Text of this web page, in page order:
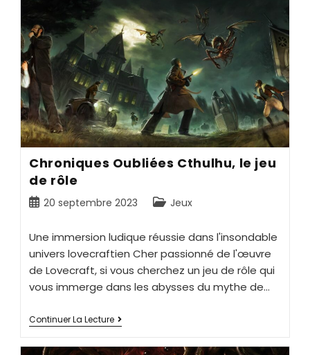
Chroniques Oubliées Cthulhu, le jeu
de rôle
20 septembre 2023 Jeux
Une immersion ludique réussie dans l'insondable
univers lovecraftien Cher passionné de l'œuvre
de Lovecraft, si vous cherchez un jeu de rôle qui
vous immerge dans les abysses du mythe de…
Continuer La Lecture